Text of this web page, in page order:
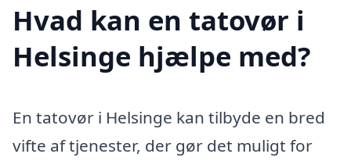
Hvad kan en tatovør i
Helsinge hjælpe med?
En tatovør i Helsinge kan tilbyde en bred
vifte af tjenester, der gør det muligt for